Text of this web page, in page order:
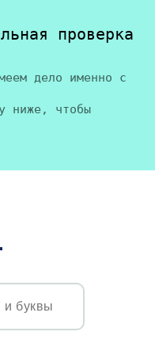
проверка
дело именно с
ниже, чтобы